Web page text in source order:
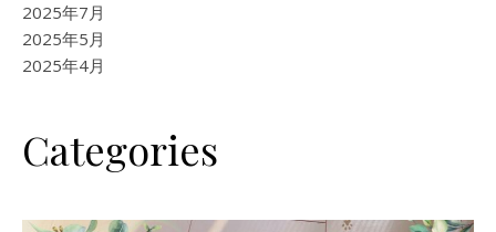
2025年7月
2025年5月
2025年4月
Categories